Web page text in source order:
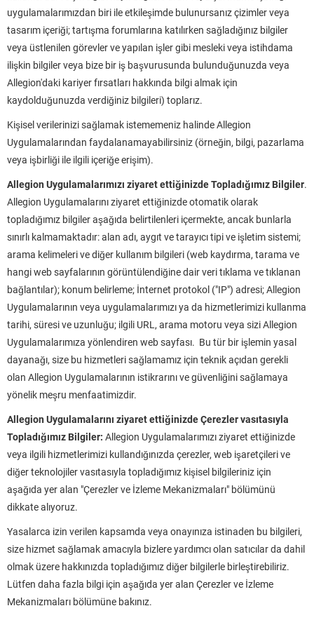
uygulamalarımızdan biri ile etkileşimde bulunursanız çizimler veya
tasarım içeriği; tartışma forumlarına katılırken sağladığınız bilgiler
veya üstlenilen görevler ve yapılan işler gibi mesleki veya istihdama
ilişkin bilgiler veya bize bir iş başvurusunda bulunduğunuzda veya
Allegion'daki kariyer fırsatları hakkında bilgi almak için
kaydolduğunuzda verdiğiniz bilgileri) toplarız.
Kişisel verilerinizi sağlamak istememeniz halinde Allegion
Uygulamalarından faydalanamayabilirsiniz (örneğin, bilgi, pazarlama
veya işbirliği ile ilgili içeriğe erişim).
Allegion Uygulamalarımızı ziyaret ettiğinizde Topladığımız Bilgiler.
Allegion Uygulamalarını ziyaret ettiğinizde otomatik olarak
topladığımız bilgiler aşağıda belirtilenleri içermekte, ancak bunlarla
sınırlı kalmamaktadır: alan adı, aygıt ve tarayıcı tipi ve işletim sistemi;
arama kelimeleri ve diğer kullanım bilgileri (web kaydırma, tarama ve
hangi web sayfalarının görüntülendiğine dair veri tıklama ve tıklanan
bağlantılar); konum belirleme; İnternet protokol ("IP") adresi; Allegion
Uygulamalarının veya uygulamalarımızı ya da hizmetlerimizi kullanma
tarihi, süresi ve uzunluğu; ilgili URL, arama motoru veya sizi Allegion
Uygulamalarımıza yönlendiren web sayfası. Bu tür bir işlemin yasal
dayanağı, size bu hizmetleri sağlamamız için teknik açıdan gerekli
olan Allegion Uygulamalarının istikrarını ve güvenliğini sağlamaya
yönelik meşru menfaatimizdir.
Allegion Uygulamalarını ziyaret ettiğinizde Çerezler vasıtasıyla
Topladığımız Bilgiler: Allegion Uygulamalarımızı ziyaret ettiğinizde
veya ilgili hizmetlerimizi kullandığınızda çerezler, web işaretçileri ve
diğer teknolojiler vasıtasıyla topladığımız kişisel bilgileriniz için
aşağıda yer alan "Çerezler ve İzleme Mekanizmaları" bölümünü
dikkate alıyoruz.
Yasalarca izin verilen kapsamda veya onayınıza istinaden bu bilgileri,
size hizmet sağlamak amacıyla bizlere yardımcı olan satıcılar da dahil
olmak üzere hakkınızda topladığımız diğer bilgilerle birleştirebiliriz.
Lütfen daha fazla bilgi için aşağıda yer alan Çerezler ve İzleme
Mekanizmaları bölümüne bakınız.